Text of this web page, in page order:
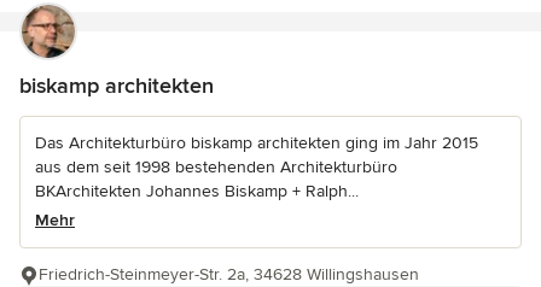
biskamp architekten
Das Architekturbüro biskamp architekten ging im Jahr 2015
aus dem seit 1998 bestehenden Architekturbüro
BKArchitekten Johannes Biskamp + Ralph...
Mehr
Friedrich-Steinmeyer-Str. 2a, 34628 Willingshausen